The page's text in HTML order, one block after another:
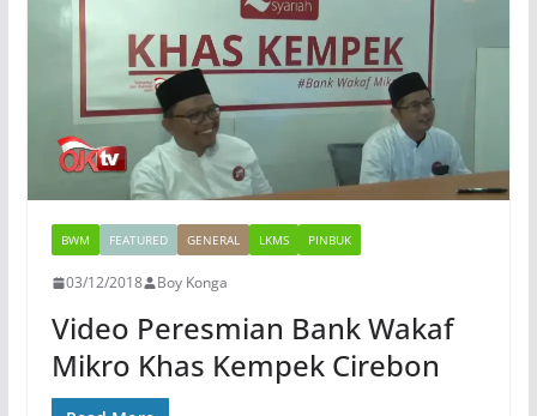
BWM FEATURED GENERAL LKMS PINBUK
03/12/2018 Boy Konga
Video Peresmian Bank Wakaf
Mikro Khas Kempek Cirebon